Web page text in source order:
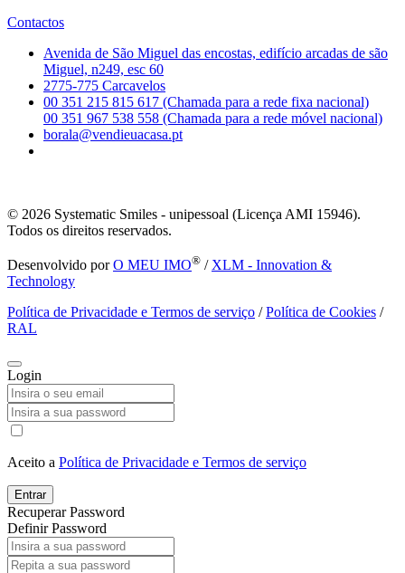
Contactos
Avenida de São Miguel das encostas, edifício arcadas de são
Miguel, n249, esc 60
2775-775 Carcavelos
00 351 215 815 617 (Chamada para a rede fixa nacional)
00 351 967 538 558 (Chamada para a rede móvel nacional)
borala@vendieuacasa.pt
© 2026 Systematic Smiles - unipessoal (Licença AMI 15946).
Todos os direitos reservados.
Desenvolvido porO MEU IMO® / XLM - Innovation &
Technology
Política de Privacidade e Termos de serviço /Política de Cookies /
RAL
Login
Aceito a Política de Privacidade e Termos de serviço
Entrar
Recuperar Password
Definir Password